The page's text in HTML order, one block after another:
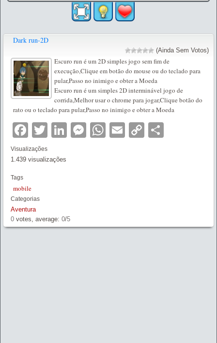
Dark run-2D
(Ainda Sem Votos)
Escuro run é um 2D simples jogo sem fim de
execução,Clique em botão do mouse ou do teclado para
pular,Passo no inimigo e obter a Moeda
Escuro run é um simples 2D interminável jogo de
corrida,Melhor usar o chrome para jogar,Clique botão do
rato ou o teclado para pular,Passo no inimigo e obter a Moeda
Facebook
TwitterLinkedIn
Messenger
WhatsApp
EmailCopy
Visualizações
1.439 visualizações
Tags
mobile
Categorias
Aventura
0 votes, average: 0/5